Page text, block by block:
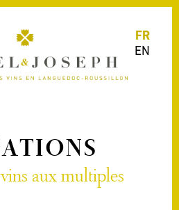
FR
EN
aux multiples